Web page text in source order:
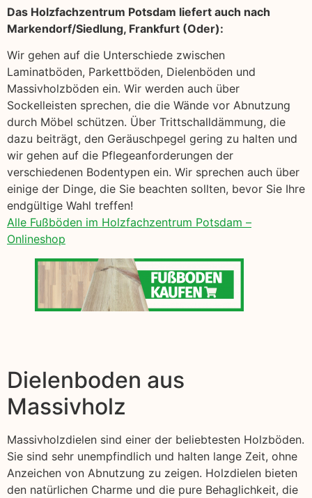
Das Holzfachzentrum Potsdam liefert auch nach
Markendorf/Siedlung, Frankfurt (Oder):
Wir gehen auf die Unterschiede zwischen
Laminatböden, Parkettböden, Dielenböden und
Massivholzböden ein. Wir werden auch über
Sockelleisten sprechen, die die Wände vor Abnutzung
durch Möbel schützen. Über Trittschalldämmung, die
dazu beiträgt, den Geräuschpegel gering zu halten und
wir gehen auf die Pflegeanforderungen der
verschiedenen Bodentypen ein. Wir sprechen auch über
einige der Dinge, die Sie beachten sollten, bevor Sie Ihre
endgültige Wahl treffen!
Alle Fußböden im Holzfachzentrum Potsdam –
Onlineshop
Dielenboden aus
Massivholz
Massivholzdielen sind einer der beliebtesten Holzböden.
Sie sind sehr unempfindlich und halten lange Zeit, ohne
Anzeichen von Abnutzung zu zeigen. Holzdielen bieten
den natürlichen Charme und die pure Behaglichkeit, die